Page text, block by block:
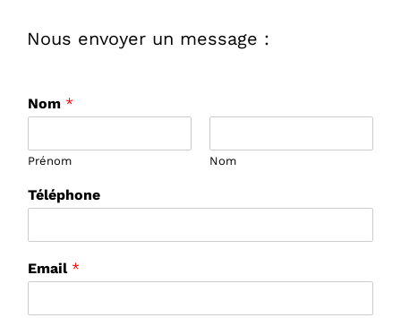
Nous envoyer un message :
Nom *
Prénom Nom
Téléphone
Email *